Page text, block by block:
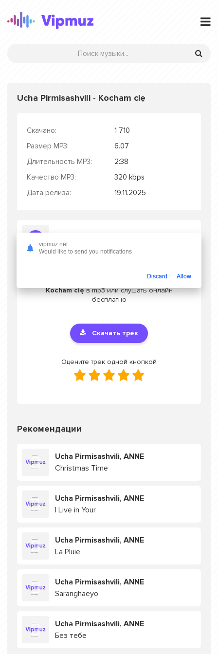
Ucha Pirmisashvili - Kocham cię
Скачано:
1 710
Размер MP3:
6.07
Длительность MP3:
2:38
Качество MP3:
320 kbps
Дата релиза:
19.11.2025
Скачать песню Ucha Pirmisashvili -
Kocham cięв mp3 или слушать онлайн
бесплатно
Скачать трек
Оцените трек одной кнопкой
Рекомендации
Ucha Pirmisashvili, ANNE
Christmas Time
Ucha Pirmisashvili, ANNE
I Live in Your
Ucha Pirmisashvili, ANNE
La Pluie
Ucha Pirmisashvili, ANNE
Saranghaeyo
Ucha Pirmisashvili, ANNE
Без тебе
vipmuz.net
Would like to send you notifications
Discard Allow